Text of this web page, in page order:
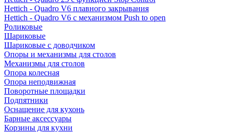
Hettich - Quadro V6 плавного закрывания
Hettich - Quadro V6 с механизмом Push to open
Роликовые
Шариковые
Шариковые с доводчиком
Опоры и механизмы для столов
Механизмы для столов
Опора колесная
Опора неподвижная
Поворотные площадки
Подпятники
Оснащение для кухонь
Барные аксессуары
Корзины для кухни